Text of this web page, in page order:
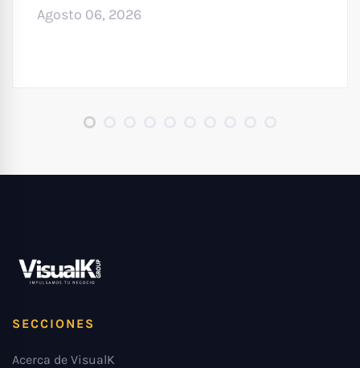
Agosto 06, 2026
SECCIONES
Acerca de VisualK